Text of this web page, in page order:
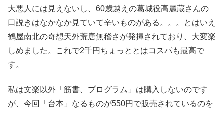
大悪人には見えないし、60歳越えの葛城役高麗蔵さんの
口説きはなかなか見ていて辛いものがある。。。とはいえ
鶴屋南北の奇想天外荒唐無稽さが発揮されており、大変楽
しめました。これで2千円ちょっととはコスパも最高で
す。
私は文楽以外「筋書、プログラム」は購入しないのです
が、今回「台本」なるものが550円で販売されているのを